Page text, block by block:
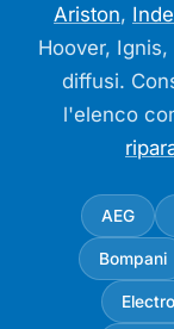
Ariston,
Hoover,
diffusi.
l'elenco
AEG
Bompani